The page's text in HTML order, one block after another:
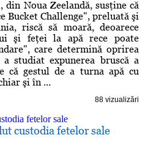
Noua Zeelandă, susţine că
Bucket Challenge", preluată şi
riscă să moară, deoarece
şi feţei la apă rece poate
care determină oprirea
studiat expunerea bruscă a
că gestul de a turna apă cu
şi în ...
88 vizualizări
custodia fetelor sale